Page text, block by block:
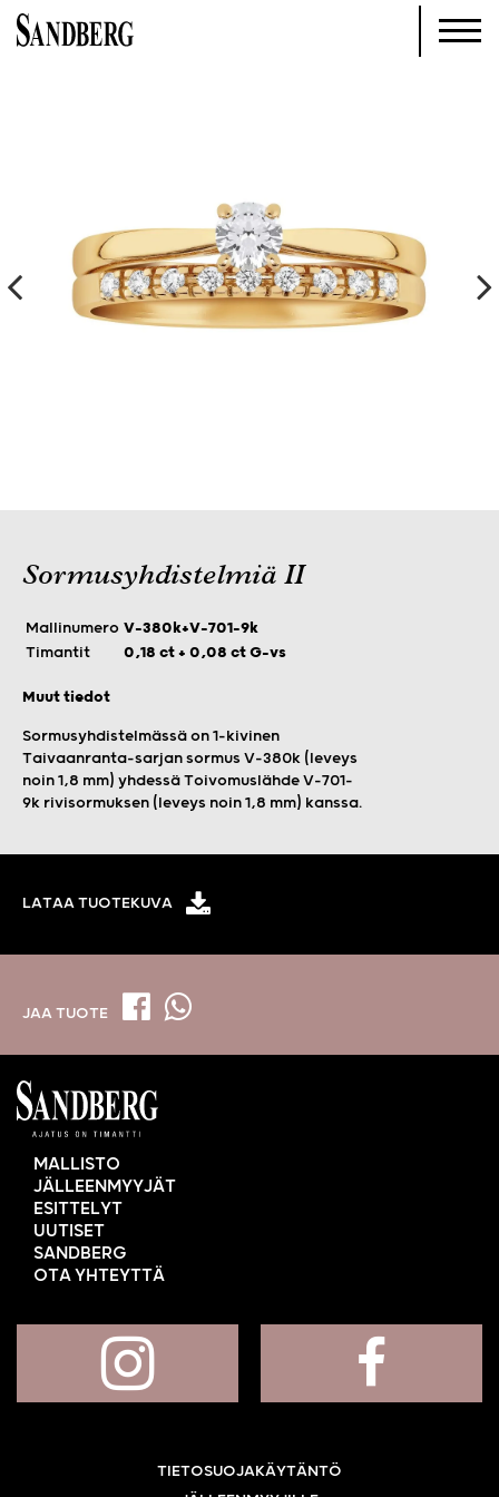
Sormusyhdistelmiä II
Mallinumero V-380k+V-701-9k
Timantit
0,18 ct + 0,08 ct G-vs
Muut tiedot
Sormusyhdistelmässä on 1-kivinen
Taivaanranta-sarjan sormus V-380k (leveys
noin 1,8 mm) yhdessä Toivomuslähde V-701-
9k rivisormuksen (leveys noin 1,8 mm) kanssa.
LATAA TUOTEKUVA
JAA TUOTE
MALLISTO
JÄLLEENMYYJÄT
ESITTELYT
UUTISET
SANDBERG
OTA YHTEYTTÄ
TIETOSUOJAKÄYTÄNTÖ